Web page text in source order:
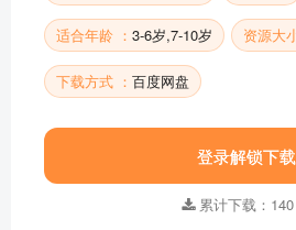
适合年龄 ： 3-6岁,7-10岁 资源大
下载方式 ： 百度网盘
登录解锁下载
累计下载：